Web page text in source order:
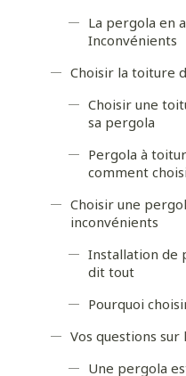
La pergola en
Inconvénients
Choisir la toiture
Choisir une
sa pergola
Pergola à
comment
Choisir une
inconvénients
Installation de
dit tout
Pourquoi
Vos questions sur
Une pergola